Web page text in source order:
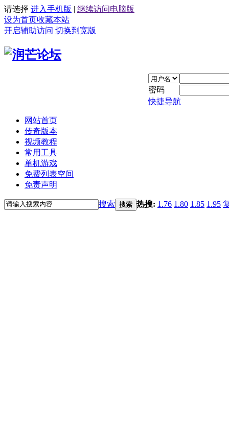
请选择 进入手机版 | 继续访问电脑版
设为首页收藏本站
开启辅助访问 切换到宽版
密码
快捷导航
网站首页
传奇版本
视频教程
常用工具
单机游戏
免费列表空间
免责声明
搜索 搜索 热搜: 1.76 1.80 1.85 1.95